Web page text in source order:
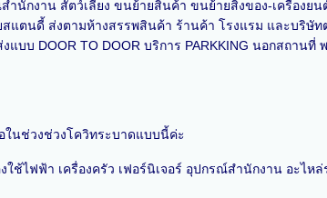
นักงาน สัตว์เลี้ยง ขนย้ายสินค้า ขนย้ายสิ่งของ-เครื่อง
ตนดี้ ส่งตามห้างสรรพสินค้า ร้านค้า โรงแรม และบริษัท
บบ DOOR TO DOOR บริการ PARKKING นอกสถาน
ในช่วงช่วงโควิทระบาดแบบนี้ค่ะ
ไฟฟ้า เครื่องครัว เฟอร์นิเจอร์ อุปกรณ์สำนักงาน อะไห